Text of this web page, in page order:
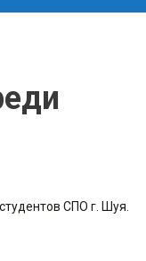
СПО г. Шуя.